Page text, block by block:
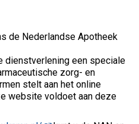
de Nederlandse Apotheek
dienstverlening een speciale
zorg- en
stelt aan het online
website voldoet aan deze